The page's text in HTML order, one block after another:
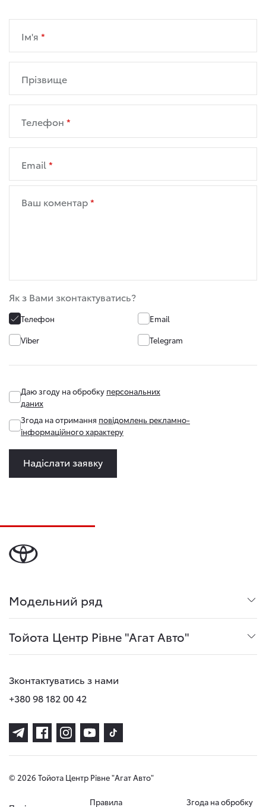
Ім'я
Прізвище
Телефон
Email
Ваш коментар
Як з Вами зконтактуватись?
Телефон
Email
Viber
Telegram
Даю згоду на обробку персональних
даних
Згода на отримання повідомлень рекламно-
інформаційного характеру
Надіслати заявку
Модельний ряд
Тойота Центр Рівне "Агат Авто"
Зконтактуватись з нами
+380 98 182 00 42
© 2026 Тойота Центр Рівне "Агат Авто"
Правила Згода на обробку